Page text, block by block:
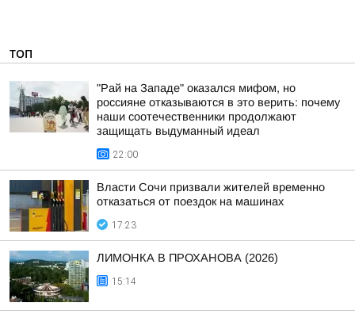
ТОП
"Рай на Западе" оказался мифом, но
россияне отказываются в это верить: почему
наши соотечественники продолжают
защищать выдуманный идеал
22:00
Власти Сочи призвали жителей временно
отказаться от поездок на машинах
17:23
ЛИМОНКА В ПРОХАНОВА (2026)
15:14